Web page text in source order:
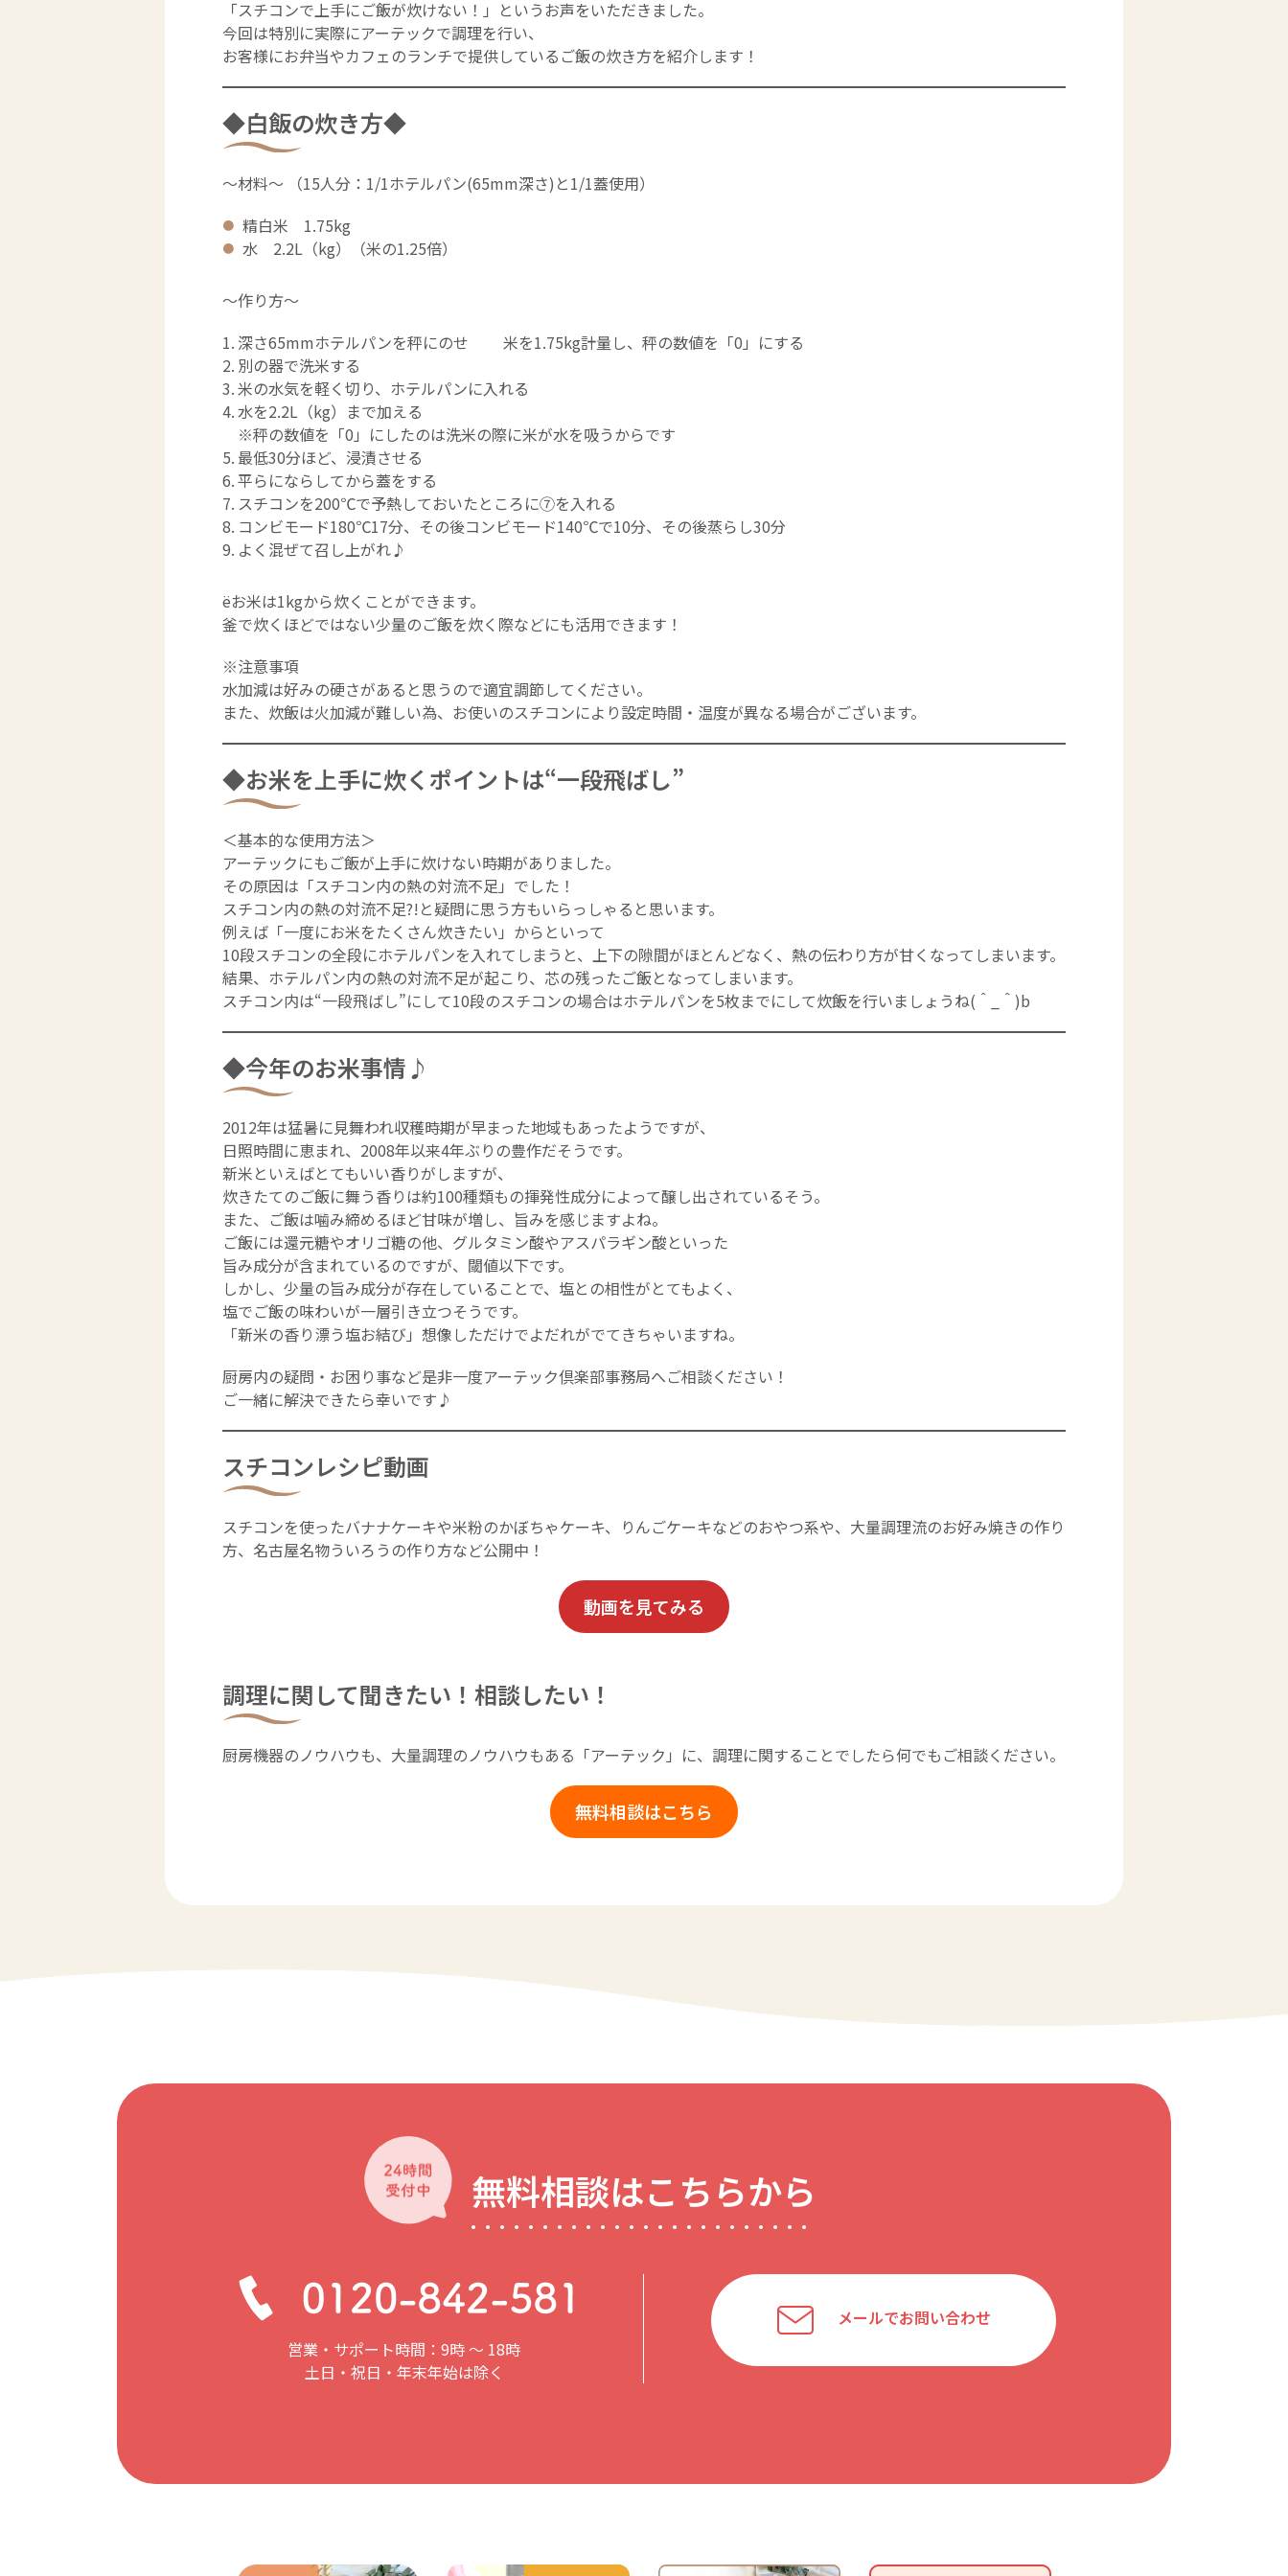
「スチコンで上手にご飯が炊けない！」というお声をいただきました。
今回は特別に実際にアーテックで調理を行い、
お客様にお弁当やカフェのランチで提供しているご飯の炊き方を紹介します！
◆白飯の炊き方◆
～材料～ （15人分：1/1ホテルパン(65mm深さ)と1/1蓋使用）
精白米 1.75kg
水 2.2L（kg）（米の1.25倍）
～作り方～
深さ65mmホテルパンを秤にのせ 米を1.75kg計量し、秤の数値を「0」にする
別の器で洗米する
米の水気を軽く切り、ホテルパンに入れる
水を2.2L（kg）まで加える
※秤の数値を「0」にしたのは洗米の際に米が水を吸うからです
最低30分ほど、浸漬させる
平らにならしてから蓋をする
スチコンを200℃で予熱しておいたところに⑦を入れる
コンビモード180℃17分、その後コンビモード140℃で10分、その後蒸らし30分
よく混ぜて召し上がれ♪
ёお米は1kgから炊くことができます。
釜で炊くほどではない少量のご飯を炊く際などにも活用できます！
※注意事項
水加減は好みの硬さがあると思うので適宜調節してください。
また、炊飯は火加減が難しい為、お使いのスチコンにより設定時間・温度が異なる場合がございます。
◆お米を上手に炊くポイントは“一段飛ばし”
＜基本的な使用方法＞
アーテックにもご飯が上手に炊けない時期がありました。
その原因は「スチコン内の熱の対流不足」でした！
スチコン内の熱の対流不足?!と疑問に思う方もいらっしゃると思います。
例えば「一度にお米をたくさん炊きたい」からといって
10段スチコンの全段にホテルパンを入れてしまうと、上下の隙間がほとんどなく、熱の伝わり方が甘くなってしまいます。
結果、ホテルパン内の熱の対流不足が起こり、芯の残ったご飯となってしまいます。
スチコン内は“一段飛ばし”にして10段のスチコンの場合はホテルパンを5枚までにして炊飯を行いましょうね(＾_＾)b
◆今年のお米事情♪
2012年は猛暑に見舞われ収穫時期が早まった地域もあったようですが、
日照時間に恵まれ、2008年以来4年ぶりの豊作だそうです。
新米といえばとてもいい香りがしますが、
炊きたてのご飯に舞う香りは約100種類もの揮発性成分によって醸し出されているそう。
また、ご飯は噛み締めるほど甘味が増し、旨みを感じますよね。
ご飯には還元糖やオリゴ糖の他、グルタミン酸やアスパラギン酸といった
旨み成分が含まれているのですが、閾値以下です。
しかし、少量の旨み成分が存在していることで、塩との相性がとてもよく、
塩でご飯の味わいが一層引き立つそうです。
「新米の香り漂う塩お結び」想像しただけでよだれがでてきちゃいますね。
厨房内の疑問・お困り事など是非一度アーテック倶楽部事務局へご相談ください！
ご一緒に解決できたら幸いです♪
スチコンレシピ動画
スチコンを使ったバナナケーキや米粉のかぼちゃケーキ、りんごケーキなどのおやつ系や、大量調理流のお好み焼きの作り
方、名古屋名物ういろうの作り方など公開中！
動画を見てみる
調理に関して聞きたい！相談したい！
厨房機器のノウハウも、大量調理のノウハウもある「アーテック」に、調理に関することでしたら何でもご相談ください。
無料相談はこちら
無料相談はこちらから
営業・サポート時間：9時 〜 18時
土日・祝日・年末年始は除く
メールでお問い合わせ